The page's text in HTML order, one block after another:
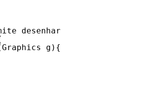
desenhar
g){